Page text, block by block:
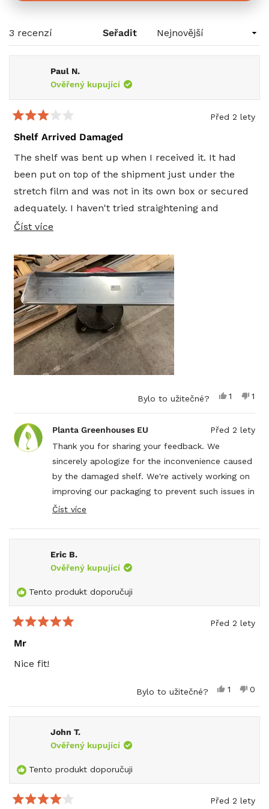
novém
okně)
3 recenzí Seřadit
Paul N.
Ověřený kupující
3
5
hvězdiček
Před 2 lety
Shelf Arrived Damaged
The shelf was bent up when I received it. It had
been put on top of the shipment just under the
stretch film and was not in its own box or secured
adequately. I haven't tried straightening and
installing it yet. The rest of the shippment was in
the shipment everything looked in great condition
so I dedn't see the problem with the shelf until I
started unpacking. I will get it installed ok just
letting you know so you can pack them better in
future
Číst více
o
této
recenzi
Bylo to užitečné?
Ano,
recenze
od
Paul
užitečná.
1
hlasovala
ano
Ne,
Paul
1
Planta Greenhouses EU
Před 2 lety
Thank you for sharing your feedback. We
sincerely apologize for the inconvenience caused
by the damaged shelf. We're actively working on
improving our packaging to prevent such issues in
the future. For further assistance, please reach
Číst více
more
about
review
reply
Eric B.
Ověřený kupující
Tento produkt doporučuji
5
5
hvězdiček
Před 2 lety
Mr
Nice fit!
Bylo to užitečné?
Ano,
recenze
od
1
hlasovala
ano
Ne,
od
0
ne
John T.
Ověřený kupující
Tento produkt doporučuji
Před 2 lety
Načítám...